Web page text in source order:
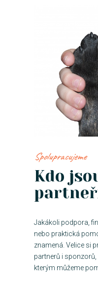
Spolupracujeme
Kdo
Jakákoli podpora,
nebo praktická
znamená. Velice si
partnerů i
kterým můžeme